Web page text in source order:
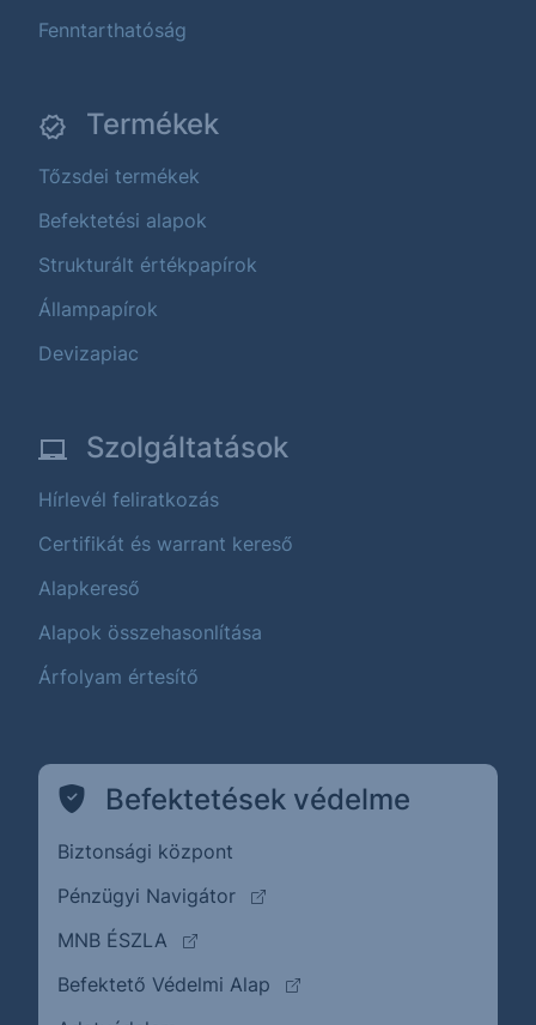
Fenntarthatóság
Termékek
Tőzsdei termékek
Befektetési alapok
Strukturált értékpapírok
Állampapírok
Devizapiac
Szolgáltatások
Hírlevél feliratkozás
Certifikát és warrant kereső
Alapkereső
Alapok összehasonlítása
Árfolyam értesítő
Befektetések védelme
Biztonsági központ
Pénzügyi Navigátor
(külső oldalra ugrik)
MNB ÉSZLA
(külső oldalra ugrik)
Befektető Védelmi Alap
(külső oldalra ugrik)